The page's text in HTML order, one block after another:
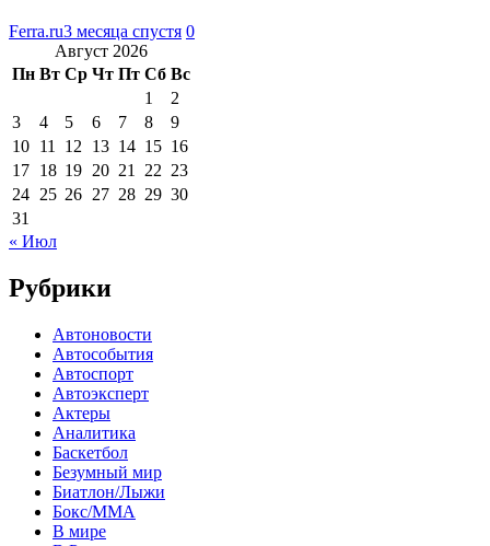
Ferra.ru3 месяца спустя 0
Август 2026
Пн Вт Ср Чт Пт Сб Вс
1
2
3
4 5 6 7 8
9
10 11 12 13 14 15 16
17 18 19 20 21 22 23
24 25 26 27 28 29 30
31
« Июл
Рубрики
Автоновости
Автособытия
Автоспорт
Автоэксперт
Актеры
Аналитика
Баскетбол
Безумный мир
Биатлон/Лыжи
Бокс/MMA
В мире